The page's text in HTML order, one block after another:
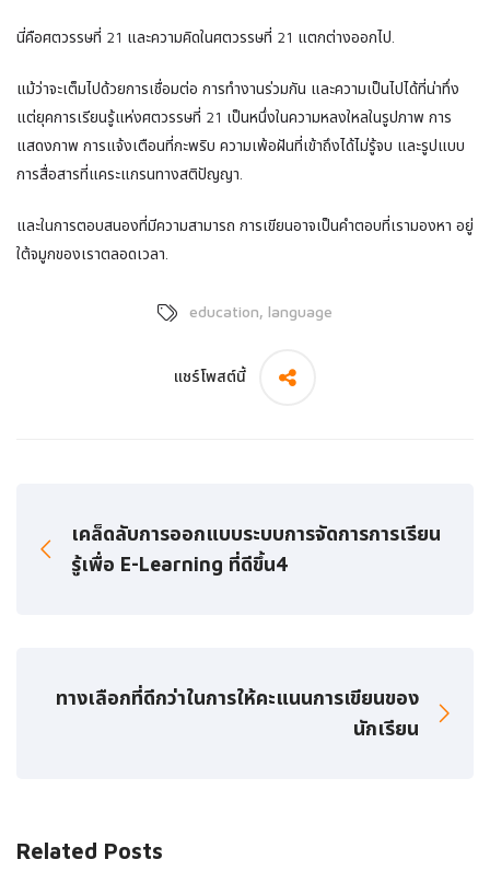
นี่คือศตวรรษที่ 21 และความคิดในศตวรรษที่ 21 แตกต่างออกไป.
แม้ว่าจะเต็มไปด้วยการเชื่อมต่อ การทํางานร่วมกัน และความเป็นไปได้ที่น่าทึ่ง
แต่ยุคการเรียนรู้แห่งศตวรรษที่ 21 เป็นหนึ่งในความหลงใหลในรูปภาพ การ
แสดงภาพ การแจ้งเตือนที่กะพริบ ความเพ้อฝันที่เข้าถึงได้ไม่รู้จบ และรูปแบบ
การสื่อสารที่แคระแกรนทางสติปัญญา.
และในการตอบสนองที่มีความสามารถ การเขียนอาจเป็นคําตอบที่เรามองหา อยู่
ใต้จมูกของเราตลอดเวลา.
education, language
แชร์โพสต์นี้
เคล็ดลับการออกแบบระบบการจัดการการเรียน
รู้เพื่อ E-Learning ที่ดีขึ้น4
ทางเลือกที่ดีกว่าในการให้คะแนนการเขียนของ
นักเรียน
Related Posts